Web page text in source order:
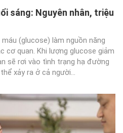
sáng: Nguyên nhân, triệu
(glucose) làm nguồn năng
cơ quan. Khi lượng glucose giảm
sẽ rơi vào tình trạng hạ đường
xảy ra ở cả người...